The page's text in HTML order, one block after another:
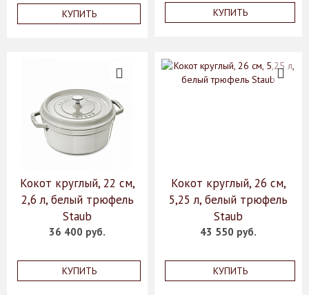
КУПИТЬ КУПИТЬ
Кокот круглый, 22 см,
2,6 л, белый трюфель
Staub
36 400 руб.
КУПИТЬ
Кокот круглый, 26 см,
5,25 л, белый трюфель
Staub
43 550 руб.
КУПИТЬ